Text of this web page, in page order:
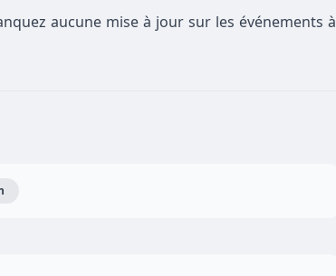
aucune mise à jour sur les événements à